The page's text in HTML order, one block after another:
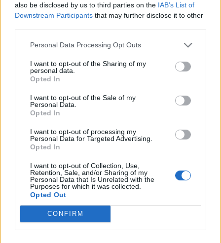
also be disclosed by us to third parties on the IAB’s List of
Downstream Participants that may further disclose it to other
Personal Data Processing Opt Outs
I want to opt-out of the Sharing of my
personal data.
Opted In
I want to opt-out of the Sale of my
Personal Data.
Opted In
I want to opt-out of processing my
Personal Data for Targeted Advertising.
Opted In
I want to opt-out of Collection, Use,
Retention, Sale, and/or Sharing of my
Personal Data that Is Unrelated with the
Purposes for which it was collected.
Opted Out
CONFIRM
ΠΕΡΙΣΣΌΤΕΡΑ ΣΕ ΑΥΤΉ ΤΗΝ ΚΑΤΗΓΟΡΊΑ
Ινδία: "Ακραίος" καύσωνας
49,2 βαθμούς Κελσίου
έφθασε τον Μάιο η
21/05/2024 - 11:11
EE: Τελικό πράσινο φως
παγωμένων ρωσικών
περιουσιακών στοιχείων
21/05/2024 - 14:22